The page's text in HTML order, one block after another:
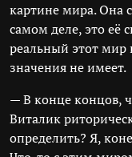
картине мира. Она
самом деле, это её
реальный этот мир
значения не имеет.
— В конце концов,
Виталик
определить? Я,